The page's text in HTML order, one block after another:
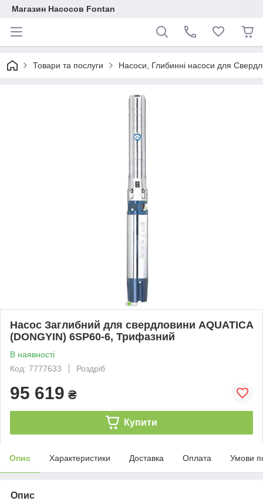
Магазин Насосов Fontan
Товари та послуги Насоси, Глибинні насоси для
Насос Заглибний для свердловини AQUATICA
(DONGYIN) 6SP60-6, Трифазний
В наявності
Код: 7777633
Роздріб
95 619 ₴
Купити
Опис Характеристики Доставка Оплата Умови
Опис